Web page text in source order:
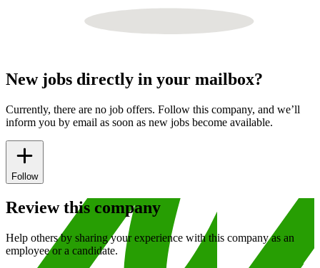
New jobs directly in your mailbox?
Currently, there are no job offers. Follow this company, and we’ll
inform you by email as soon as new jobs become available.
Follow
Review this company
Help others by sharing your experience with this company as an
employee or a candidate.